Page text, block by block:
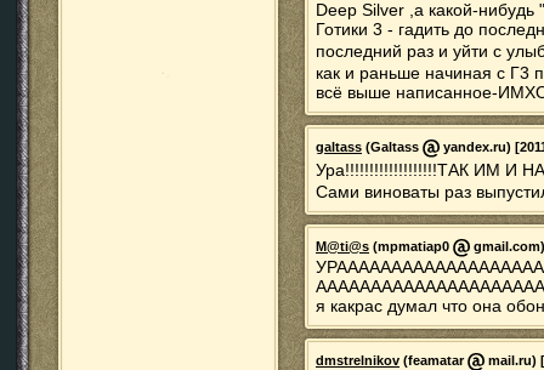
Deep Silver ,а какой-
Готики 3 - гадить до
последний раз и уйти с
как и раньше начиная с Г3
всё выше написанное-
galtass (Galtass yandex.ru)
Ура!!!!!!!!!!!!!!!!!!!ТАК ИМ И
Сами виноваты раз
M@ti@s (mpmatiap0
я какрас думал что она
dmstrelnikov (feamatar mail.ru)